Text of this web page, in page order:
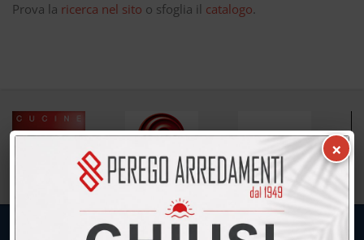
Prova la ricerca nel sito o sfoglia il catalogo.
×